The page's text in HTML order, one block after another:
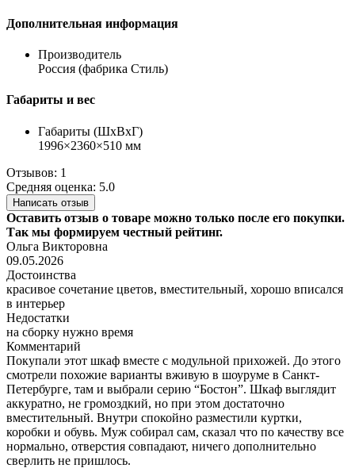
Дополнительная информация
Производитель
Россия (фабрика Стиль)
Габариты и вес
Габариты (ШхВхГ)
1996×2360×510 мм
Отзывов: 1
Средняя оценка: 5.0
Написать отзыв
Оставить отзыв о товаре можно только после его покупки.
Так мы формируем честный рейтинг.
Ольга Викторовна
09.05.2026
Достоинства
красивое сочетание цветов, вместительный, хорошо вписался
в интерьер
Недостатки
на сборку нужно время
Комментарий
Покупали этот шкаф вместе с модульной прихожей. До этого
смотрели похожие варианты вживую в шоуруме в Санкт-
Петербурге, там и выбрали серию “Бостон”. Шкаф выглядит
аккуратно, не громоздкий, но при этом достаточно
вместительный. Внутри спокойно разместили куртки,
коробки и обувь. Муж собирал сам, сказал что по качеству все
нормально, отверстия совпадают, ничего дополнительно
сверлить не пришлось.